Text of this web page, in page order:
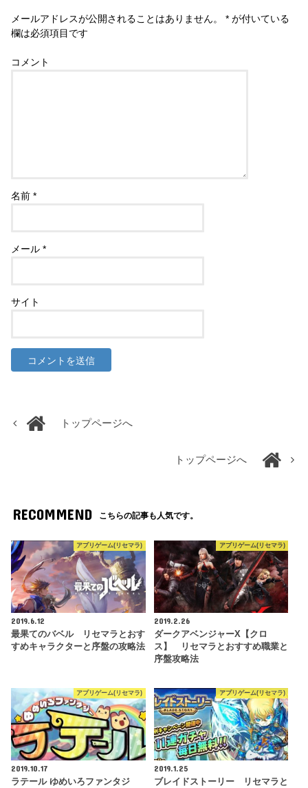
メールアドレスが公開されることはありません。 * が付いている
欄は必須項目です
コメント
名前*
メール*
サイト
トップページへ
トップページへ
RECOMMEND こちらの記事も人気です。
アプリゲーム(リセマラ)
2019.6.12
最果てのバベル リセマラとおす
すめキャラクターと序盤の攻略法
アプリゲーム(リセマラ)
2019.2.26
ダークアベンジャーX【クロ
ス】 リセマラとおすすめ職業と
序盤攻略法
アプリゲーム(リセマラ)
2019.10.17
ラテール ゆめいろファンタジ
アプリゲーム(リセマラ)
2019.1.25
ブレイドストーリー リセマラと